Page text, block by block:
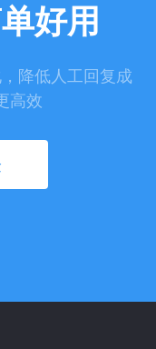
好用
降低人工回复成
高效